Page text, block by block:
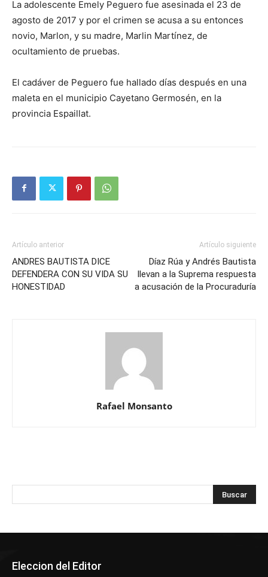
La adolescente Emely Peguero fue asesinada el 23 de
agosto de 2017 y por el crimen se acusa a su entonces
novio, Marlon, y su madre, Marlin Martínez, de
ocultamiento de pruebas.
El cadáver de Peguero fue hallado días después en una
maleta en el municipio Cayetano Germosén, en la
provincia Espaillat.
Artículo anterior
ANDRES BAUTISTA DICE
DEFENDERA CON SU VIDA SU
HONESTIDAD
Artículo siguiente
Díaz Rúa y Andrés Bautista
llevan a la Suprema respuesta
a acusación de la Procuraduría
Rafael Monsanto
Eleccion del Editor